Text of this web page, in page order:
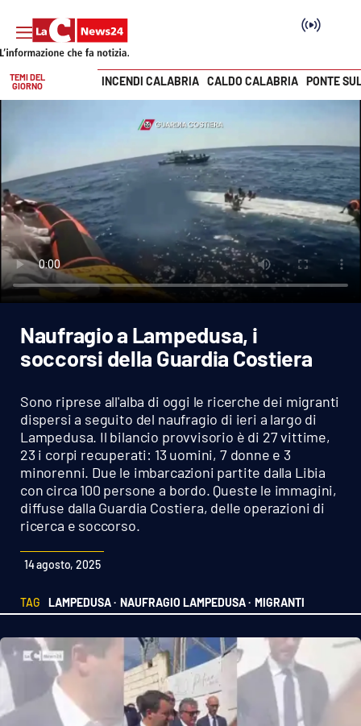
Cronaca
Politica
Attualità
Economia e lavoro
Italia Mondo
Sport
Cultura
Podcast
VIDEO
Ambiente
Cronaca
Vai
TEMI DEL
GIORNO
INCENDI CALABRIA CALDO CALABRIA PONTE
Naufragio a Lampedusa, i
soccorsi della Guardia Costiera
Sono riprese all'alba di oggi le ricerche dei migranti
dispersi a seguito del naufragio di ieri a largo di
Lampedusa. Il bilancio provvisorio è di 27 vittime,
23 i corpi recuperati: 13 uomini, 7 donne e 3
minorenni. Due le imbarcazioni partite dalla Libia
con circa 100 persone a bordo. Queste le immagini,
diffuse dalla Guardia Costiera, delle operazioni di
ricerca e soccorso.
14 agosto, 2025
TAG LAMPEDUSA · NAUFRAGIO LAMPEDUSA · MIGRANTI